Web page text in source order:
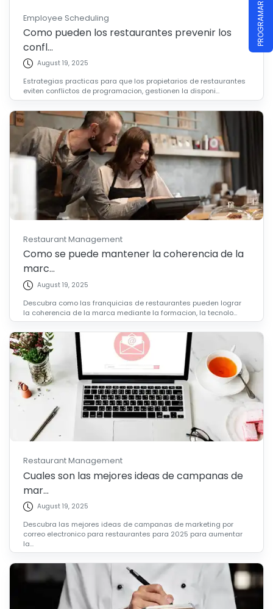
Employee Scheduling
Como pueden los restaurantes prevenir los
confl...
August 19, 2025
Estrategias practicas para que los propietarios de restaurantes
eviten conflictos de programacion, gestionen la disponi...
Restaurant Management
Como se puede mantener la coherencia de la
marc...
August 19, 2025
Descubra como las franquicias de restaurantes pueden lograr
la coherencia de la marca mediante la formacion, la tecnolo...
Restaurant Management
Cuales son las mejores ideas de campanas de
mar...
August 19, 2025
Descubra las mejores ideas de campanas de marketing por
correo electronico para restaurantes para 2025 para aumentar
la...